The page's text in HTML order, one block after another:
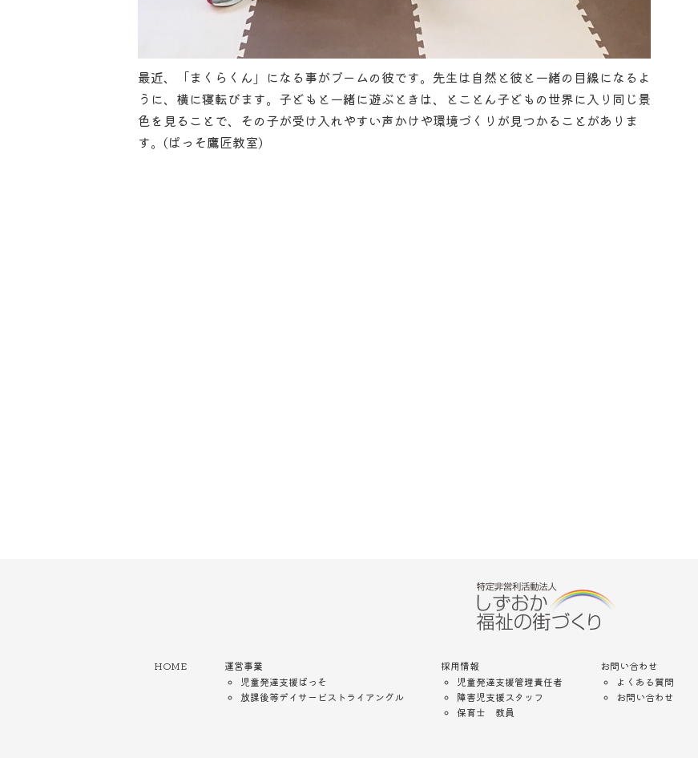
最近、「まくらくん」になる事がブームの彼です。先生は自然と彼と一緒の目線になるよ
うに、横に寝転びます。子どもと一緒に遊ぶときは、とことん子どもの世界に入り同じ景
色を見ることで、その子が受け入れやすい声かけや環境づくりが見つかることがありま
す。(ぱっそ鷹匠教室)
HOME
運営事業
児童発達支援ぱっそ
放課後等デイサービストライアングル
採用情報
児童発達支援管理責任者
障害児支援スタッフ
保育士 教員
お問い合わせ
よくある質問
お問い合わせ